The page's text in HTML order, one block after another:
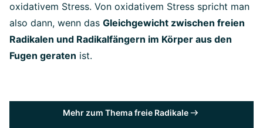
oxidativem Stress. Von oxidativem Stress spricht man
also dann, wenn das Gleichgewicht zwischen freien
Radikalen und Radikalfängern im Körper aus den
Fugen geraten ist.
Mehr zum Thema freie Radikale